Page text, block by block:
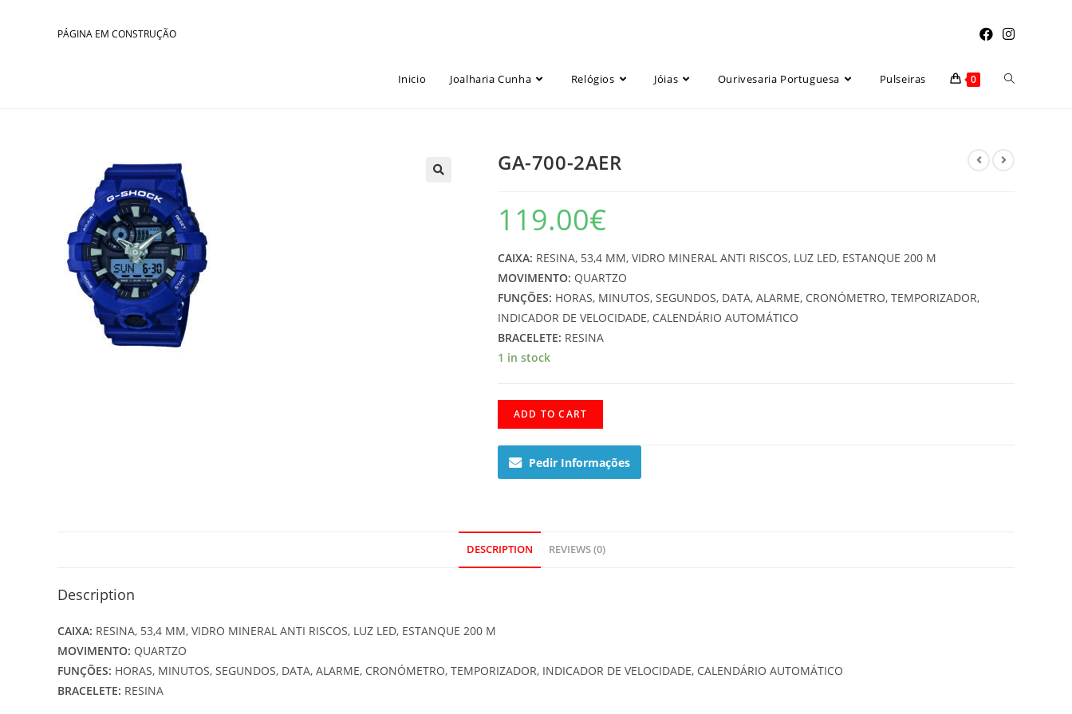
PÁGINA EM CONSTRUÇÃO
Inicio Joalharia Cunha Relógios Jóias Ourivesaria Portuguesa Pulseiras 0 Toggle
GA-700-2AER
119.00€
CAIXA: RESINA, 53,4 MM, VIDRO MINERAL ANTI RISCOS, LUZ LED, ESTANQUE 200 M
MOVIMENTO: QUARTZO
FUNÇÕES: HORAS, MINUTOS, SEGUNDOS, DATA, ALARME, CRONÓMETRO, TEMPORIZADOR,
INDICADOR DE VELOCIDADE, CALENDÁRIO AUTOMÁTICO
BRACELETE: RESINA
1 in stock
GA-
700-
2AER
quantity
ADD TO CART
Pedir Informações
DESCRIPTION REVIEWS (0)
Description
CAIXA: RESINA, 53,4 MM, VIDRO MINERAL ANTI RISCOS, LUZ LED, ESTANQUE 200 M
MOVIMENTO: QUARTZO
FUNÇÕES: HORAS, MINUTOS, SEGUNDOS, DATA, ALARME, CRONÓMETRO, TEMPORIZADOR, INDICADOR DE VELOCIDADE, CALENDÁRIO AUTOMÁTICO
BRACELETE: RESINA